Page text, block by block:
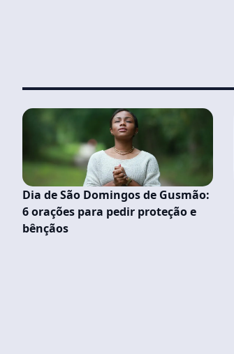
Dia de São Domingos de Gusmão:
6 orações para pedir proteção e
bênçãos